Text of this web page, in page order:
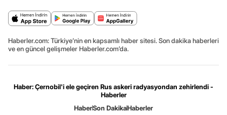
Haberler.com: Türkiye’nin en kapsamlı haber sitesi. Son dakika haberleri
ve en güncel gelişmeler Haberler.com’da.
Haber: Çernobil'i ele geçiren Rus askeri radyasyondan zehirlendi -
Haberler
HaberSon DakikaHaberler